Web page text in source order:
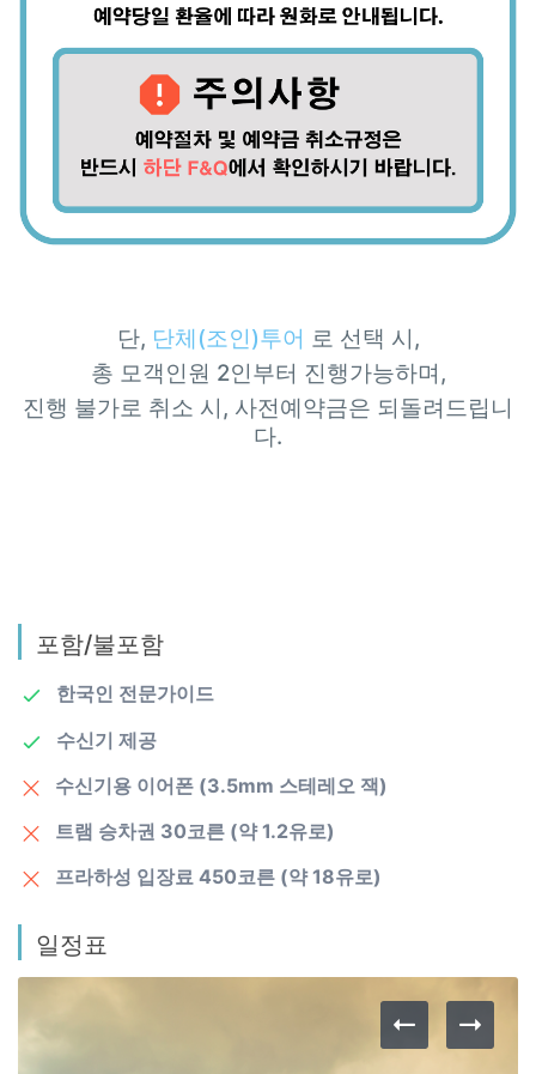
단, 단체(조인)투어 로 선택 시,
총 모객인원 2인부터 진행가능하며,
진행 불가로 취소 시, 사전예약금은 되돌려드립니
다.
포함/불포함
한국인 전문가이드
수신기 제공
수신기용 이어폰 (3.5mm 스테레오 잭)
트램 승차권 30코른 (약 1.2유로)
프라하성 입장료 450코른 (약 18유로)
일정표